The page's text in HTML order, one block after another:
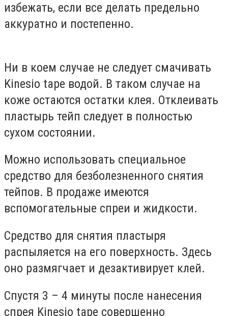
избежать, если все делать предельно
аккуратно и постепенно.
Ни в коем случае не следует смачивать
Kinesio tape водой. В таком случае на
коже остаются остатки клея. Отклеивать
пластырь тейп следует в полностью
сухом состоянии.
Можно использовать специальное
средство для безболезненного снятия
тейпов. В продаже имеются
вспомогательные спреи и жидкости.
Средство для снятия пластыря
распыляется на его поверхность. Здесь
оно размягчает и дезактивирует клей.
Спустя 3 – 4 минуты после нанесения
спрея Kinesio tape совершенно